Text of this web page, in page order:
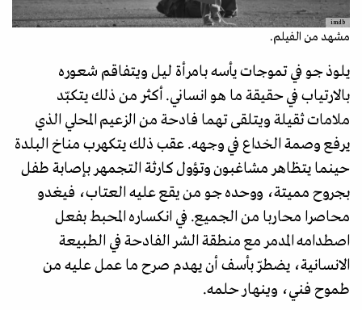
imdb
مشهد من الفيلم.
يلوذ جو في تموجات يأسه بامرأة ليل ويتفاقم شعوره
بالارتياب في حقيقة ما هو انساني. أكثر من ذلك يتكبّد
ملامات ثقيلة ويتلقى تهما فادحة من الزعيم المحلي الذي
يرفع وصمة الخداع في وجهه. عقب ذلك يتكهرب مناخ البلدة
حينما يتظاهر مشاغبون وتؤول كارثة التجمهر بإصابة طفل
بجروح مميتة، ووحده جو من يقع عليه العتاب، فيغدو
محاصرا محاربا من الجميع. في انكساره المحبط بفعل
اصطدامه المدمر مع منطقة الشر الفادحة في الطبيعة
الانسانية، يضطرّ بأسف أن يهدم صرح ما عمل عليه من
طموح فني، وينهار حلمه.